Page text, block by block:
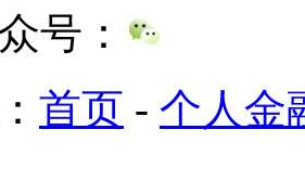
号：
首页 - 个人金